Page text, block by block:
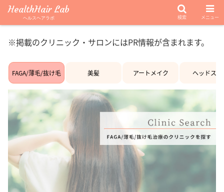
※掲載のクリニック・サロンにはPR情報が含まれます。
FAGA/薄毛/抜け毛 美髪 アートメイク ヘッドスパ
HealthHair Lab
ヘルスヘアラボ 検索 メニュー